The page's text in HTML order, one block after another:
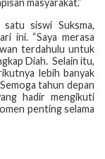
masyarakat.”
siswi Suksma,
ini. “Saya merasa
terdahulu untuk
Diah. Selain itu,
lebih banyak
tahun depan
hadir mengikuti
penting selama